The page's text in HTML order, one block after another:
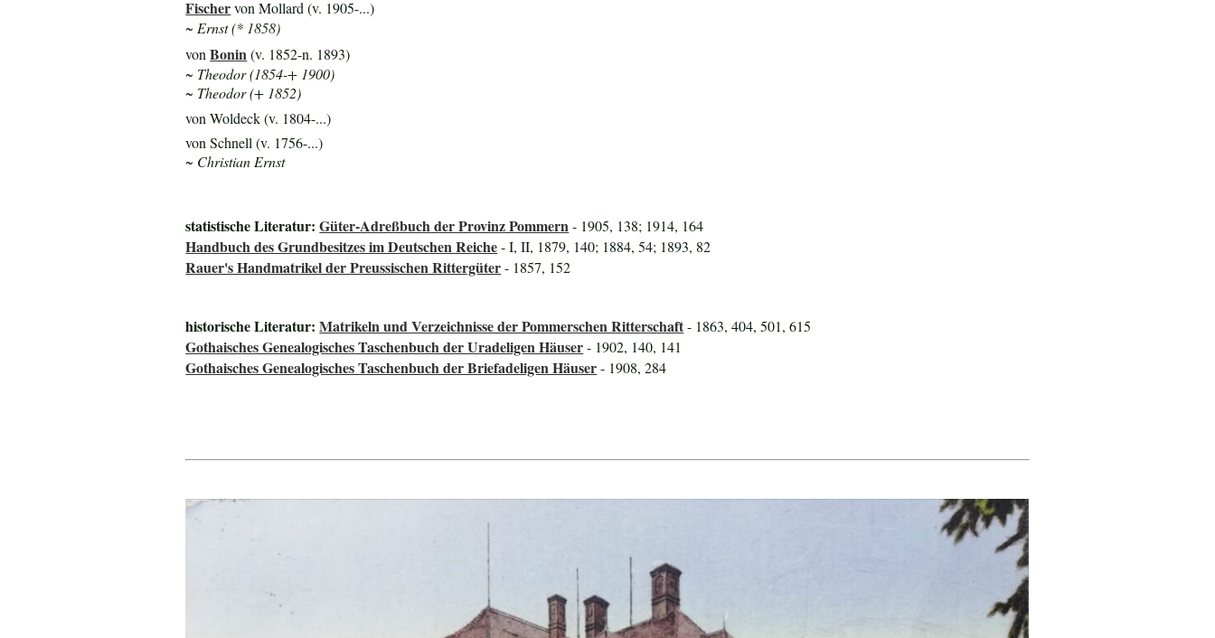
Fischervon Mollard (v. 1905-...)
~ Ernst (* 1858)
vonBonin(v. 1852-n. 1893)
~ Theodor (1854-+ 1900)
~ Theodor (+ 1852)
von Woldeck (v. 1804-...)
von Schnell (v. 1756-...)
~ Christian Ernst
statistische Literatur:Güter-Adreßbuch der Provinz Pommern- 1905, 138; 1914, 164
Handbuch des Grundbesitzes im Deutschen Reiche- I, II, 1879, 140; 1884, 54; 1893, 82
Rauer's Handmatrikel der Preussischen Rittergüter- 1857, 152
historische Literatur:Matrikeln und Verzeichnisse der Pommerschen Ritterschaft- 1863, 404, 501, 615
Gothaisches Genealogisches Taschenbuch der Uradeligen Häuser- 1902, 140, 141
Gothaisches Genealogisches Taschenbuch der Briefadeligen Häuser- 1908, 284